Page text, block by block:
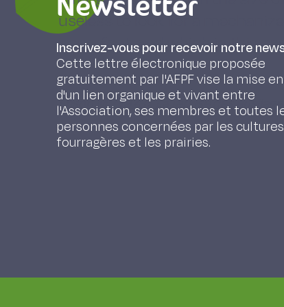
useless to look for a
imperfect, and which in this
Frison M. (1973). La reprise des
Inscrivez-vous pour recevoir notre
Cette lettre électronique proposée
gratuitement par l'AFPF vise la mise
d'un lien organique et vivant entre
l'Association, ses membres et toutes
personnes concernées par les cultures
fourragères et les prairies.